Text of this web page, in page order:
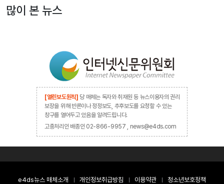
많이 본 뉴스
[열린보도원칙] 당 매체는 독자와 취재원 등 뉴스이용자의 권리
보장을 위해 반론이나 정정보도, 추후보도를 요청할 수 있는
창구를 열어두고 있음을 알려드립니다.
고충처리인 배종인 02-866-9957 , news@e4ds.com
e4ds뉴스 매체소개 개인정보취급방침 이용약관
청소년보호정책